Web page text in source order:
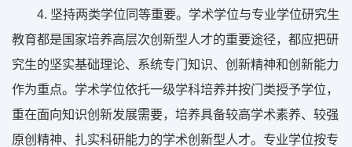
4. 坚持两类学位同等重要。学术学位与专业学位研究生
教育都是国家培养高层次创新型人才的重要途径，都应把研
究生的坚实基础理论、系统专门知识、创新精神和创新能力
作为重点。学术学位依托一级学科培养并按门类授予学位，
重在面向知识创新发展需要，培养具备较高学术素养、较强
原创精神、扎实科研能力的学术创新型人才。专业学位按专